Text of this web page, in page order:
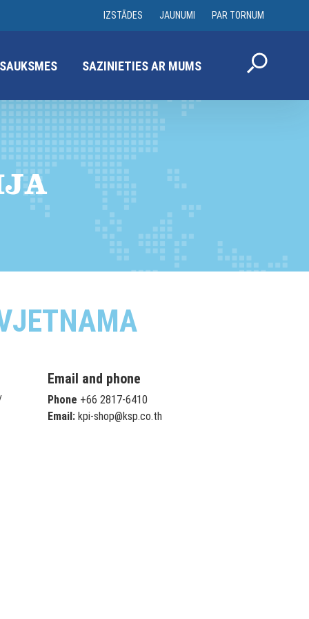
IZSTĀDES JAUNUMI PAR TORNUM
SAZINIETIES AR MUMS
Email and phone
Phone +66 2817-6410
Email: kpi-shop@ksp.co.th